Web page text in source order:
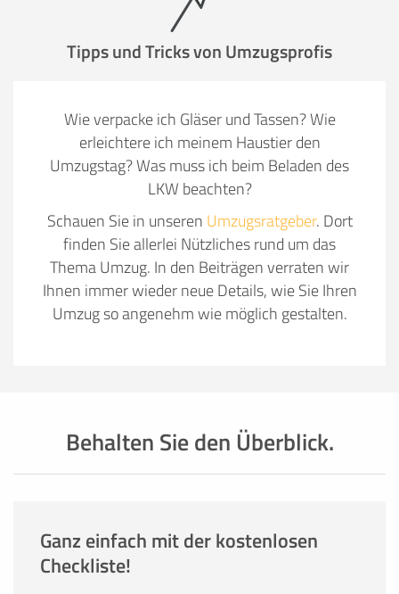
Tipps und Tricks von Umzugsprofis
Wie verpacke ich Gläser und Tassen? Wie
erleichtere ich meinem Haustier den
Umzugstag? Was muss ich beim Beladen des
LKW beachten?
Schauen Sie in unseren Umzugsratgeber. Dort
finden Sie allerlei Nützliches rund um das
Thema Umzug. In den Beiträgen verraten wir
Ihnen immer wieder neue Details, wie Sie Ihren
Umzug so angenehm wie möglich gestalten.
Behalten Sie den Überblick.
Ganz einfach mit der kostenlosen
Checkliste!